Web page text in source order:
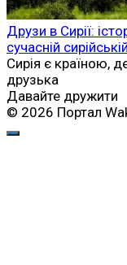
Друзи в Сирії:
сучасній
Сирія є країною,
друзька
Давайте дружити
© 2026 Портал